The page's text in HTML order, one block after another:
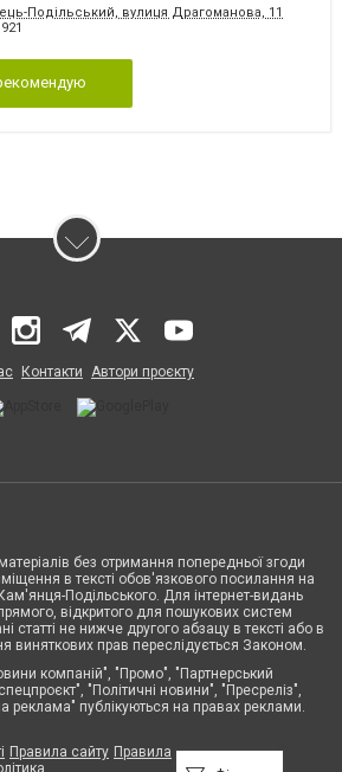
Подільський, вулиця Драгоманова, 11
Контакти Автори проєкту
без отримання попередньої згоди
в тексті обов'язкового посилання на
Подільського. Для інтернет-видань
відкритого для пошукових систем
статті не нижче другого абзацу в тексті або в
виняткових прав переслідується Законом.
компаній", "Промо", "Партнерський
"Політичні новини", "Пресреліз",
реклама" публікуються на правах реклами.
Правила сайту Правила